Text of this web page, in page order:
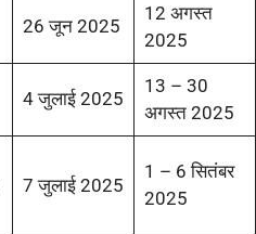
26 जून 2025
12 अगस्त
2025
4 जुलाई 2025
13 – 30
अगस्त 2025
7 जुलाई 2025
1 – 6 सितंबर
2025